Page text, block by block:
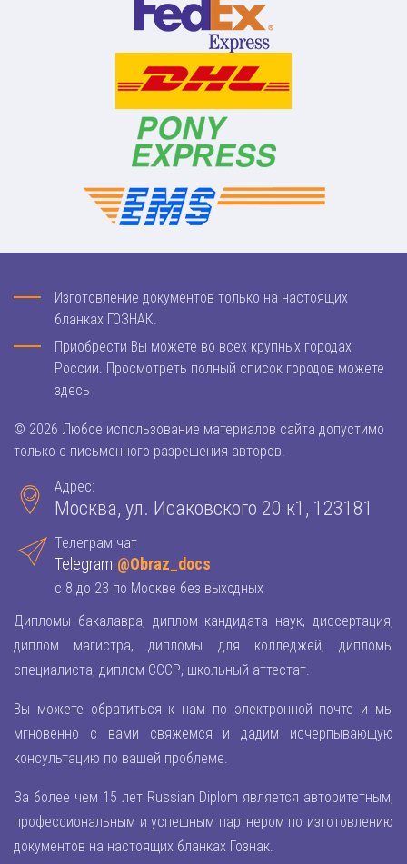
Изготовление документов только на настоящих
бланках ГОЗНАК.
Приобрести Вы можете во всех крупных городах
России. Просмотреть полный список городов можете
здесь
© 2026 Любое использование материалов сайта допустимо
только с письменного разрешения авторов.
Адрес:
Москва, ул. Исаковского 20 к1, 123181
Телеграм чат
Telegram @Obraz_docs
с 8 до 23 по Москве без выходных
Дипломы бакалавра, диплом кандидата наук, диссертация,
диплом магистра, дипломы для колледжей, дипломы
специалиста, диплом СССР, школьный аттестат.
Вы можете обратиться к нам по электронной почте и мы
мгновенно с вами свяжемся и дадим исчерпывающую
консультацию по вашей проблеме.
За более чем 15 лет Russian Diplom является авторитетным,
профессиональным и успешным партнером по изготовлению
документов на настоящих бланках Гознак.